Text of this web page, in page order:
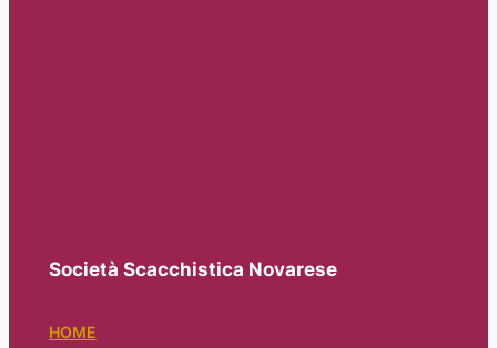
Società Scacchistica Novarese
HOME